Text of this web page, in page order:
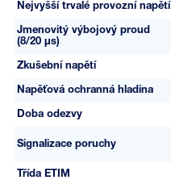
Nejvyšší trvalé provozní napětí
Jmenovitý výbojový proud
(8/20 µs)
Zkušební napětí
Napěťová ochranná hladina
Doba odezvy
Signalizace poruchy
Třída ETIM